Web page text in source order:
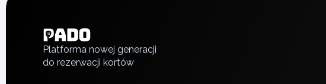
Українська
Platforma nowej generacji
do rezerwacji kortów